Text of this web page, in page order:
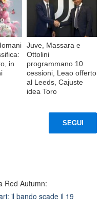
in
Juve, Massara e
Ottolini
programmano 10
cessioni, Leao offerto
al Leeds, Cajuste
idea Toro
SEGUI
Red Autumn:
il bando scade il 19